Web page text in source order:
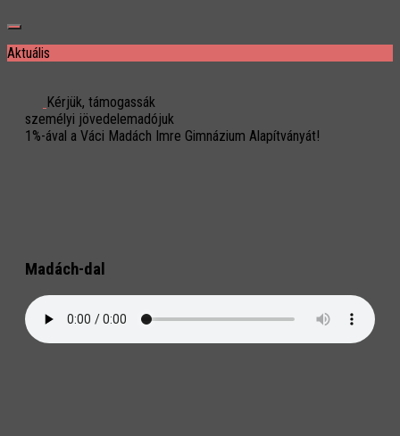
Aktuális
Kérjük, támogassák
személyi jövedelemadójuk
1%-ával a Váci Madách Imre Gimnázium Alapítványát!
Madách-dal